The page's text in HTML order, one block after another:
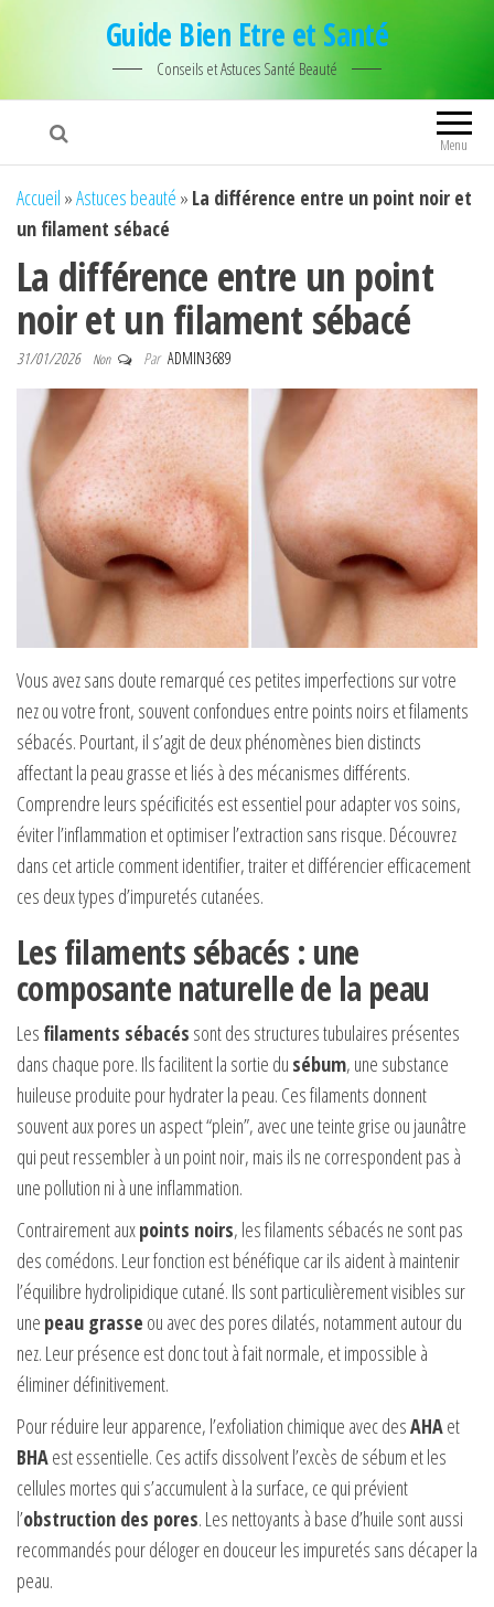
Guide Bien Etre et Santé
Conseils et Astuces Santé Beauté
Menu
Accueil »Astuces beauté » La différence entre un point noir et
un filament sébacé
La différence entre un point
noir et un filament sébacé
31/01/2026 Non Par ADMIN3689
Vous avez sans doute remarqué ces petites imperfections sur votre
nez ou votre front, souvent confondues entre points noirs et filaments
sébacés. Pourtant, il s’agit de deux phénomènes bien distincts
affectant la peau grasse et liés à des mécanismes différents.
Comprendre leurs spécificités est essentiel pour adapter vos soins,
éviter l’inflammation et optimiser l’extraction sans risque. Découvrez
dans cet article comment identifier, traiter et différencier efficacement
ces deux types d’impuretés cutanées.
Les filaments sébacés : une
composante naturelle de la peau
Les filaments sébacés sont des structures tubulaires présentes
dans chaque pore. Ils facilitent la sortie du sébum, une substance
huileuse produite pour hydrater la peau. Ces filaments donnent
souvent aux pores un aspect “plein”, avec une teinte grise ou jaunâtre
qui peut ressembler à un point noir, mais ils ne correspondent pas à
une pollution ni à une inflammation.
Contrairement auxpoints noirs, les filaments sébacés ne sont pas
des comédons. Leur fonction est bénéfique car ils aident à maintenir
l’équilibre hydrolipidique cutané. Ils sont particulièrement visibles sur
une peau grasse ou avec des pores dilatés, notamment autour du
nez. Leur présence est donc tout à fait normale, et impossible à
éliminer définitivement.
Pour réduire leur apparence, l’exfoliation chimique avec desAHAet
BHAest essentielle. Ces actifs dissolvent l’excès de sébum et les
cellules mortes qui s’accumulent à la surface, ce qui prévient
l’obstruction des pores. Les nettoyants à base d’huile sont aussi
recommandés pour déloger en douceur les impuretés sans décaper la
peau.